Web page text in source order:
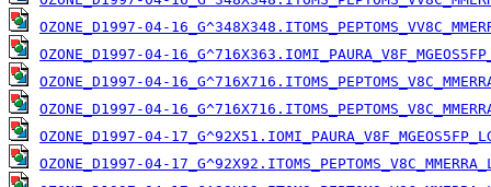
OZONE_D1997-04-
OZONE_D1997-04-
OZONE_D1997-04-
OZONE_D1997-04-
OZONE_D1997-04-
OZONE_D1997-04-